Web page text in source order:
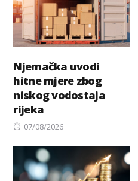
Njemačka uvodi
hitne mjere zbog
niskog vodostaja
rijeka
Posted
07/08/2026